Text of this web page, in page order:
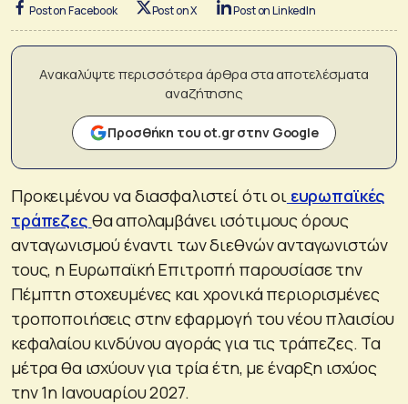
Post on Facebook Post on X Post on LinkedIn
Ανακαλύψτε περισσότερα άρθρα στα αποτελέσματα
αναζήτησης
Προσθήκη του ot.gr στην Google
Προκειμένου να διασφαλιστεί ότι οι ευρωπαϊκές
τράπεζες θα απολαμβάνει ισότιμους όρους
ανταγωνισμού έναντι των διεθνών ανταγωνιστών
τους, η Ευρωπαϊκή Επιτροπή παρουσίασε την
Πέμπτη στοχευμένες και χρονικά περιορισμένες
τροποποιήσεις στην εφαρμογή του νέου πλαισίου
κεφαλαίου κινδύνου αγοράς για τις τράπεζες. Τα
μέτρα θα ισχύουν για τρία έτη, με έναρξη ισχύος
την 1η Ιανουαρίου 2027.